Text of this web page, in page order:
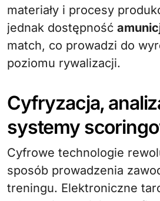
materiały i procesy
jednak dostępność
match, co prowadzi do
poziomu rywalizacji.
Cyfryzacja,
systemy
Cyfrowe technologie
sposób prowadzenia
treningu. Elektroniczne